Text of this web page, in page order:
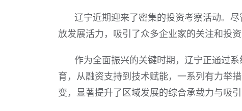
辽宁近期迎来了密集的投资考察活动。
放发展活力，吸引了众多企业家的关注和投资
作为全面振兴的关键时期，辽宁正通过
育，从融资支持到技术赋能，一系列有力举
变，显著提升了区域发展的综合承载力与吸引